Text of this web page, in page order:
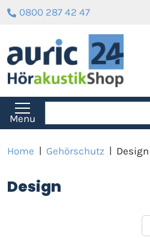
0800 287 42 47
Menu
Home | Gehörschutz | Design
Design